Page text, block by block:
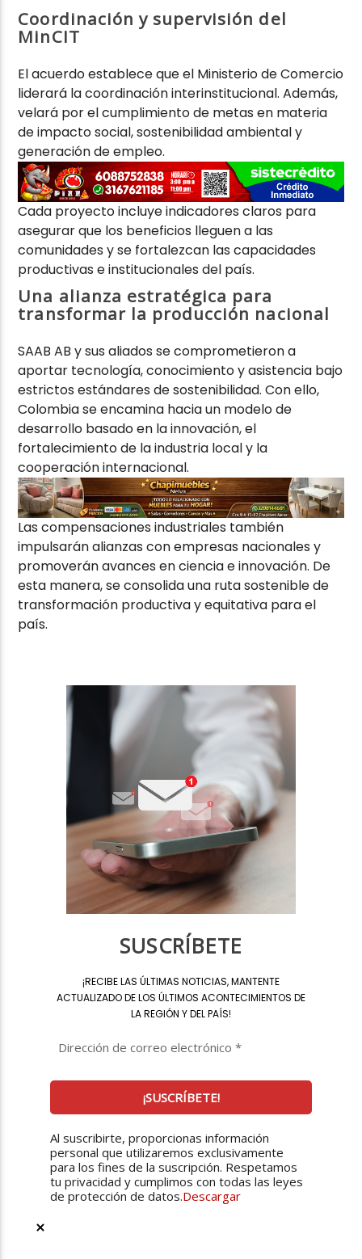
Coordinación y supervisión del
MinCIT
El acuerdo establece que el Ministerio de Comercio
liderará la coordinación interinstitucional. Además,
velará por el cumplimiento de metas en materia
de impacto social, sostenibilidad ambiental y
generación de empleo.
Cada proyecto incluye indicadores claros para
asegurar que los beneficios lleguen a las
comunidades y se fortalezcan las capacidades
productivas e institucionales del país.
Una alianza estratégica para
transformar la producción nacional
SAAB AB y sus aliados se comprometieron a
aportar tecnología, conocimiento y asistencia bajo
estrictos estándares de sostenibilidad. Con ello,
Colombia se encamina hacia un modelo de
desarrollo basado en la innovación, el
fortalecimiento de la industria local y la
cooperación internacional.
Las compensaciones industriales también
impulsarán alianzas con empresas nacionales y
promoverán avances en ciencia e innovación. De
esta manera, se consolida una ruta sostenible de
transformación productiva y equitativa para el
país.
SUSCRÍBETE
¡RECIBE LAS ÚLTIMAS NOTICIAS, MANTENTE
ACTUALIZADO DE LOS ÚLTIMOS ACONTECIMIENTOS DE
LA REGIÓN Y DEL PAÍS!
Al suscribirte, proporcionas información
personal que utilizaremos exclusivamente
para los fines de la suscripción. Respetamos
tu privacidad y cumplimos con todas las leyes
de protección de datos.Descargar